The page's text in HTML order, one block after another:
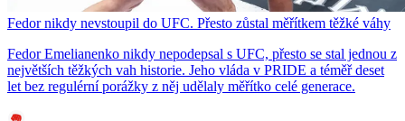
Fedor nikdy nevstoupil do UFC. Přesto zůstal měřítkem těžké váhy
Fedor Emelianenko nikdy nepodepsal s UFC, přesto se stal jednou z
největších těžkých vah historie. Jeho vláda v PRIDE a téměř deset
let bez regulérní porážky z něj udělaly měřítko celé generace.